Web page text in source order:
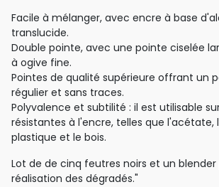
Facile à mélanger, avec encre à base
translucide.
Double pointe, avec une pointe ciselée
à ogive fine.
Pointes de qualité supérieure offrant un
régulier et sans traces.
Polyvalence et subtilité : il est utilisable
résistantes à l'encre, telles que l'acétate,
plastique et le bois.
Lot de de cinq feutres noirs et un blender
réalisation des dégradés."